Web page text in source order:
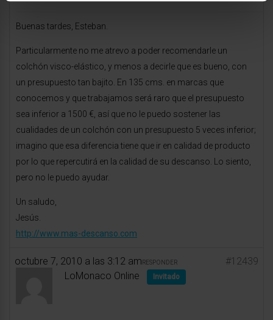
Buenas tardes, Esteban.
Particularmente no me atrevo a poder recomendarle un
colchón visco-elástico, y menos a decirle que es bueno, con
un presupuesto tan bajito. En 135 cms. en marcas que
conocemos y que trabajamos será raro que el presupuesto
sea inferior a 1500 €, así que no le puedo sostener las
cualidades de un colchón con un presupuesto 5 veces inferior;
imagino que esa diferencia tiene que ir en calidad de producto
por lo que repercutirá en la calidad de su descanso. Lo siento,
pero no le puedo ayudar.
Un saludo,
Jesús.
http://www.mas-descanso.com
octubre 7, 2010 a las 3:12 am #12439
RESPONDER
LoMonaco Online Invitado